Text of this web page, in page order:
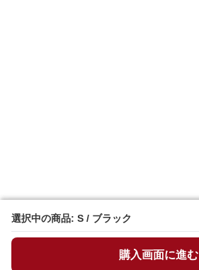
選択中の商品: S / ブラック
購入画面に進む
選択中の商品: S / ブラック
購入画面に進む